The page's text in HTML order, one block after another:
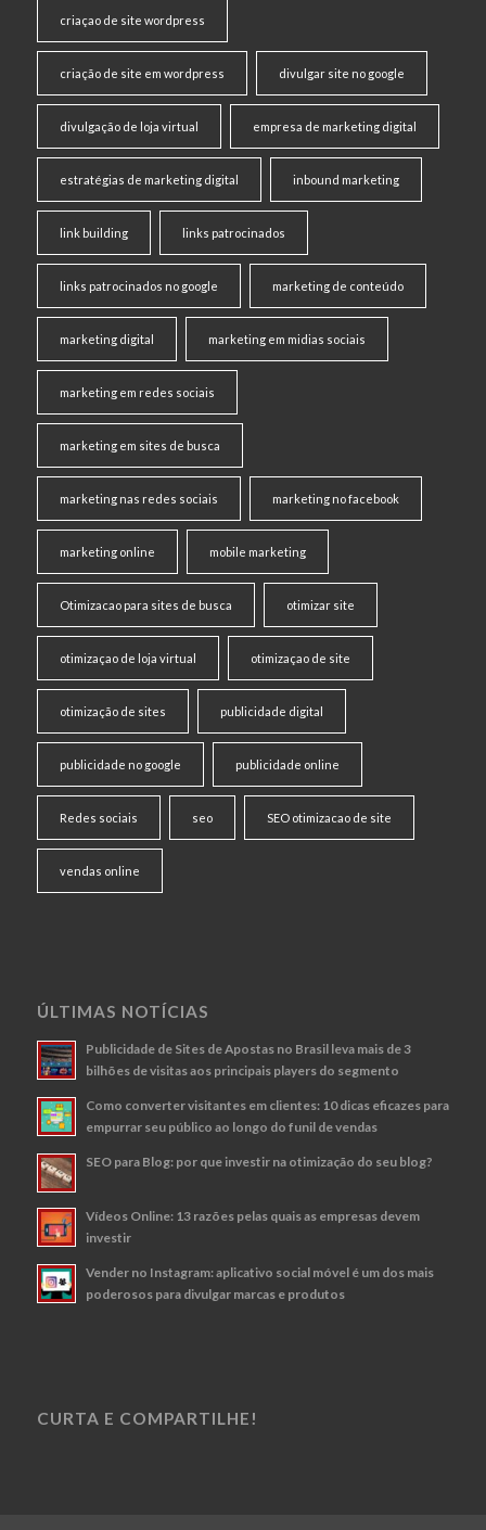
criaçao de site wordpress
criação de site em wordpress divulgar site no google
divulgação de loja virtual empresa de marketing digital
estratégias de marketing digital inbound marketing
link building links patrocinados
links patrocinados no google marketing de conteúdo
marketing digital marketing em midias sociais
marketing em redes sociais
marketing em sites de busca
marketing nas redes sociais marketing no facebook
marketing online mobile marketing
Otimizacao para sites de busca otimizar site
otimizaçao de loja virtual otimizaçao de site
otimização de sites publicidade digital
publicidade no google publicidade online
Redes sociais seo SEO otimizacao de site
vendas online
ÚLTIMAS NOTÍCIAS
Publicidade de Sites de Apostas no Brasil leva mais de 3
bilhões de visitas aos principais players do segmento
Como converter visitantes em clientes: 10 dicas eficazes para
empurrar seu público ao longo do funil de vendas
SEO para Blog: por que investir na otimização do seu blog?
Vídeos Online: 13 razões pelas quais as empresas devem
investir
Vender no Instagram: aplicativo social móvel é um dos mais
poderosos para divulgar marcas e produtos
CURTA E COMPARTILHE!